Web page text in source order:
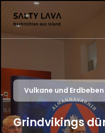
Vulkane und Erdbeben
Grindvikings